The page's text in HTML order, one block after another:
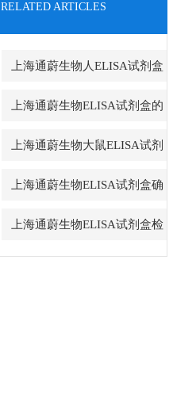
RELATED ARTICLES
上海通蔚生物人ELISA试剂盒
实验酶标仪环境的重要性
上海通蔚生物ELISA试剂盒的
测定方法及要求
上海通蔚生物大鼠ELISA试剂
盒的组成和保存
上海通蔚生物ELISA试剂盒确
保数据真实可靠
上海通蔚生物ELISA试剂盒检
测结果的稳定性